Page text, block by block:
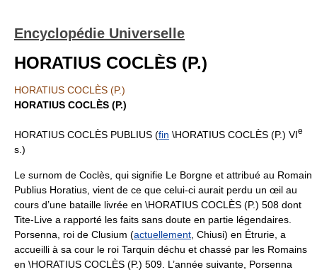
Encyclopédie Universelle
HORATIUS COCLÈS (P.)
HORATIUS COCLÈS (P.)
HORATIUS COCLÈS (P.)
HORATIUS COCLÈS PUBLIUS (fin \HORATIUS COCLÈS (P.) VIe
s.)
Le surnom de Coclès, qui signifie Le Borgne et attribué au Romain
Publius Horatius, vient de ce que celui-ci aurait perdu un œil au
cours d’une bataille livrée en \HORATIUS COCLÈS (P.) 508 dont
Tite-Live a rapporté les faits sans doute en partie légendaires.
Porsenna, roi de Clusium (actuellement , Chiusi) en Étrurie, a
accueilli à sa cour le roi Tarquin déchu et chassé par les Romains
en \HORATIUS COCLÈS (P.) 509. L’année suivante, Porsenna